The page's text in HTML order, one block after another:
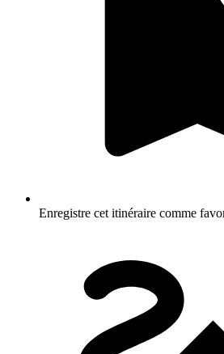
Enregistre cet itinéraire comme